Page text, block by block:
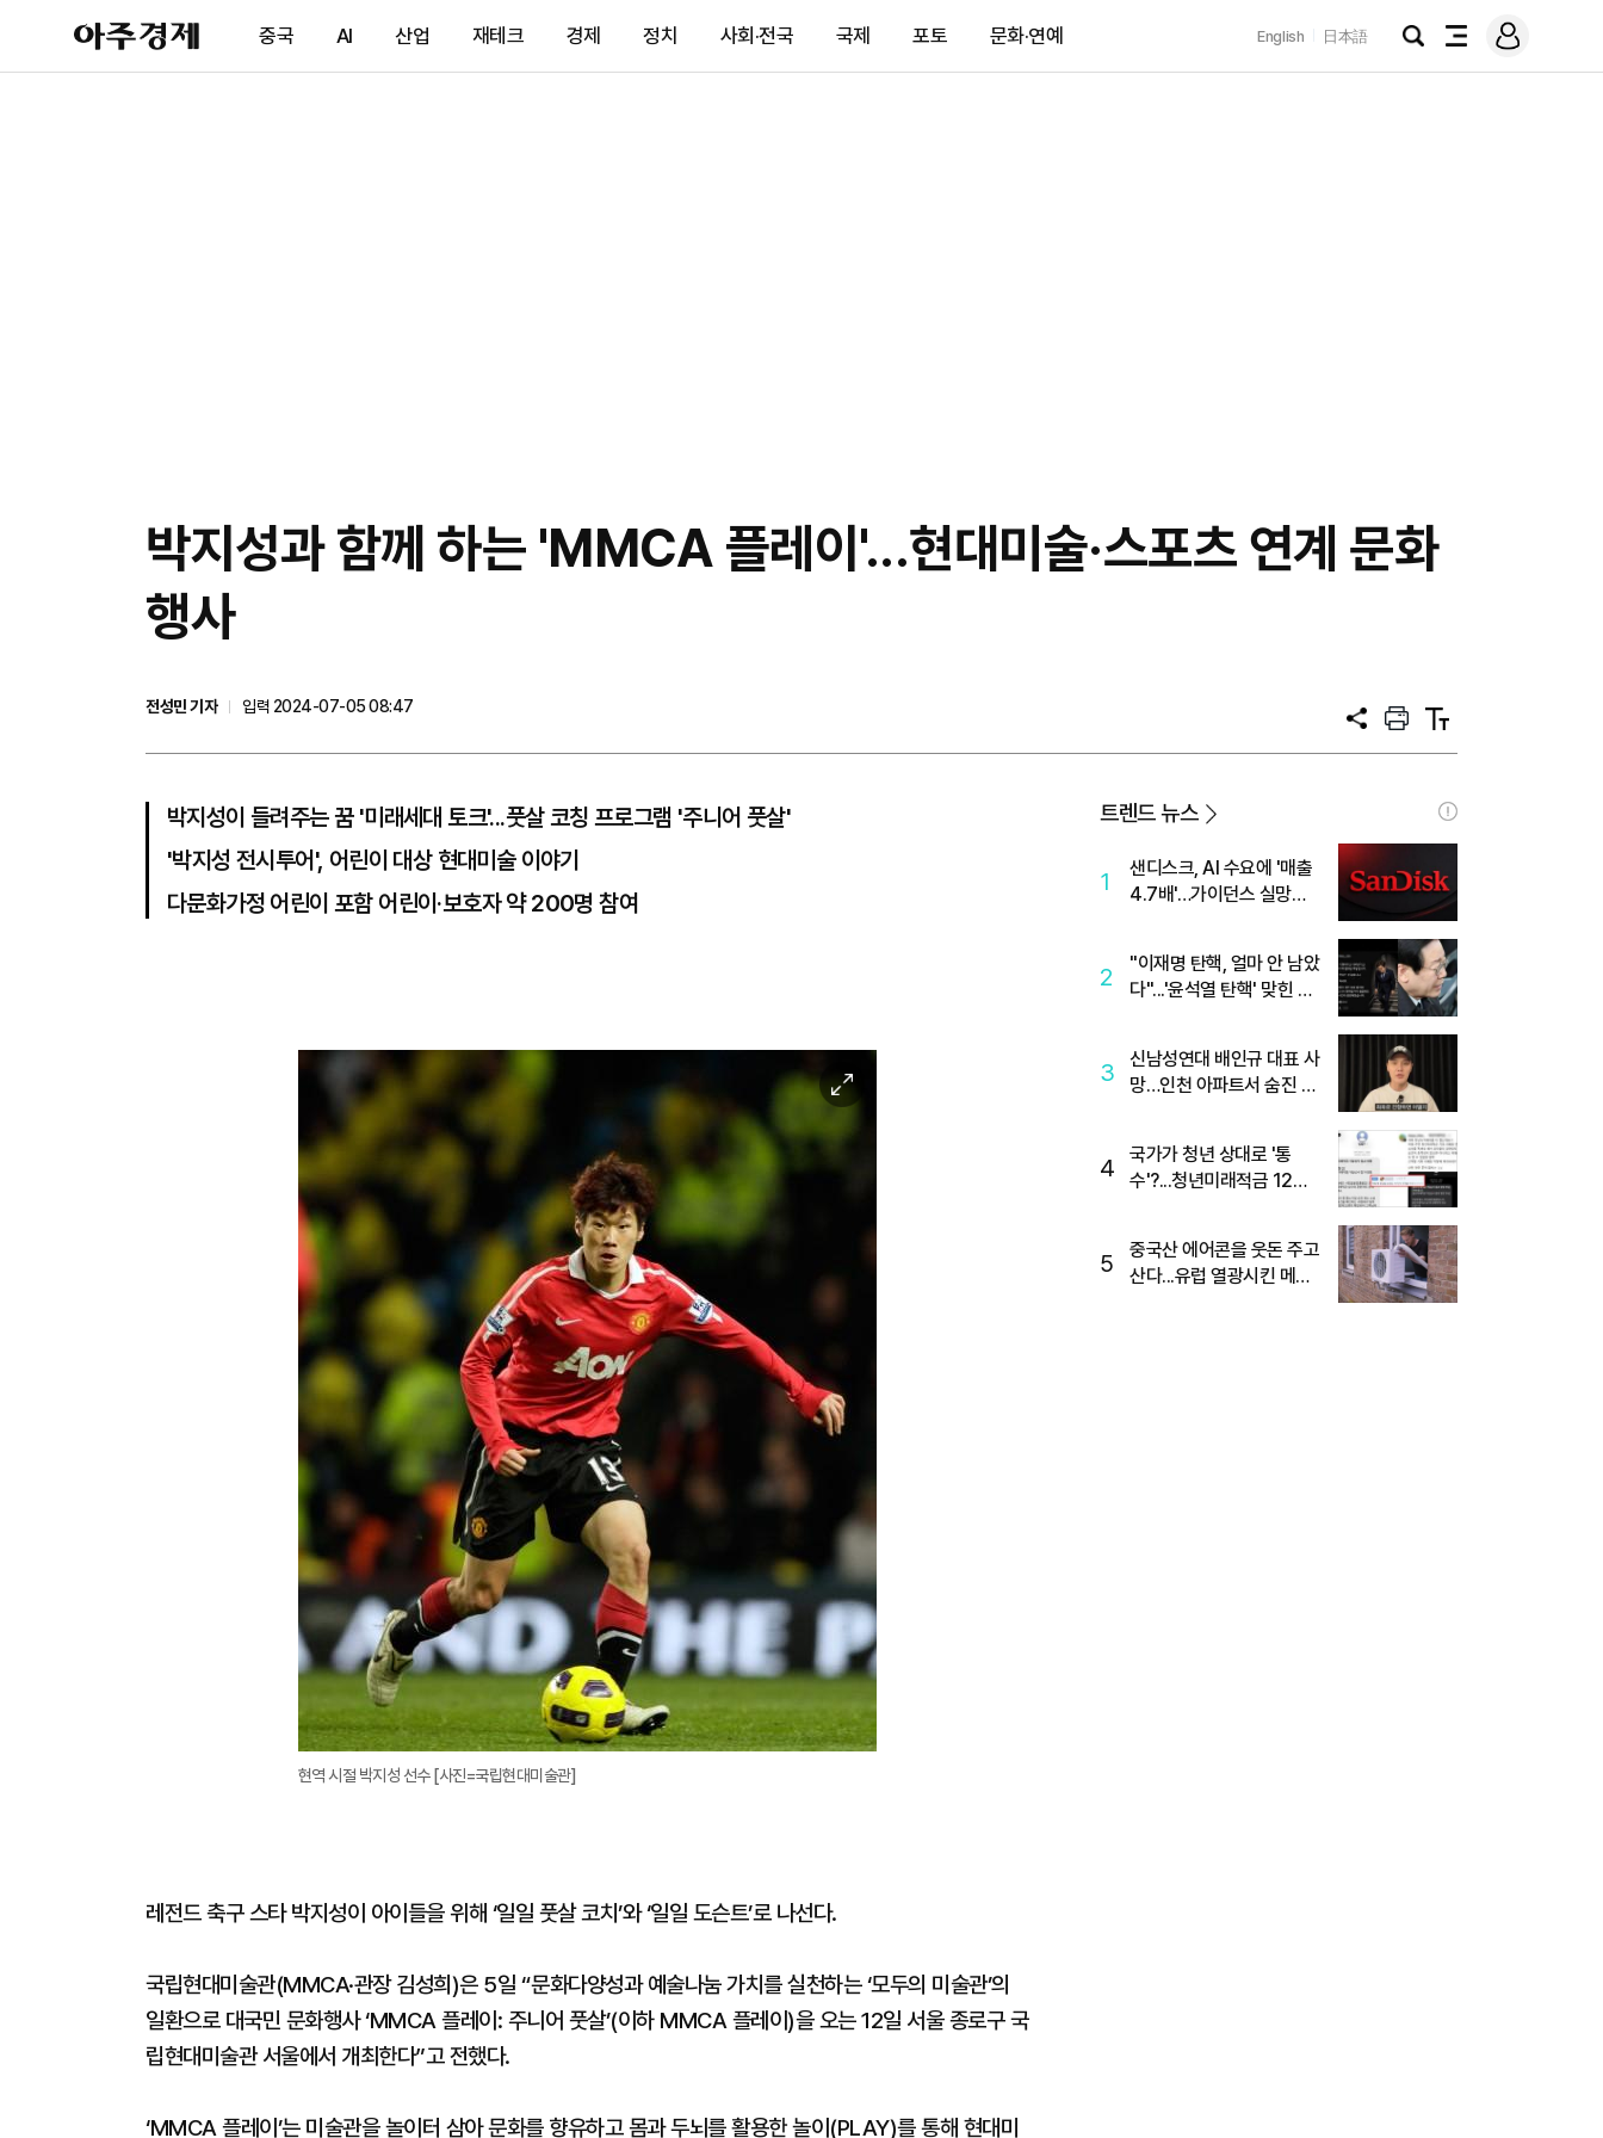
아
주
제
중국 AI 산업 재테크 경제 정치 사회·전국 국제 포토 문화·연예 English 日本語
검
전
메
그
박지성과 함께 하는 'MMCA 플레이'...현대미술·스포츠 연계 문화
행사
전성민 기자
입력 2024-07-05 08:47
공
프
트
텍
트
박지성이 들려주는 꿈 '미래세대 토크'...풋살 코칭 프로그램 '주니어 풋살'
'박지성 전시투어', 어린이 대상 현대미술 이야기
다문화가정 어린이 포함 어린이·보호자 약 200명 참여
이
미
지
현역 시절 박지성 선수 [사진=국립현대미술관]
레전드 축구 스타 박지성이 아이들을 위해 ‘일일 풋살 코치’와 ‘일일 도슨트’로 나선다.
국립현대미술관(MMCA·관장 김성희)은 5일 “문화다양성과 예술나눔 가치를 실천하는 ‘모두의 미술관’의
일환으로 대국민 문화행사 ‘MMCA 플레이: 주니어 풋살’(이하 MMCA 플레이)을 오는 12일 서울 종로구 국
립현대미술관 서울에서 개최한다”고 전했다.
‘MMCA 플레이’는 미술관을 놀이터 삼아 문화를 향유하고 몸과 두뇌를 활용한 놀이(PLAY)를 통해 현대미
트렌드 뉴스
1
샌디스크, AI 수요에 '매출
4.7배'…가이던스 실망에
2
"이재명 탄핵, 얼마 안 남았
다"...'윤석열 탄핵' 맞힌 무
3
신남성연대 배인규 대표 사
망…인천 아파트서 숨진 채
4
국가가 청년 상대로 '통
수'?...청년미래적금 12%
5
중국산 에어콘을 웃돈 주고
산다...유럽 열광시킨 메이